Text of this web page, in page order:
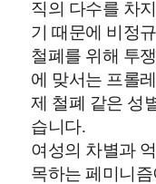
직의 다수를 차
기 때문에 비정
철폐를 위해 투
에 맞서는 프롤
제 철폐 같은 성
습니다.
여성의 차별과
목하는 페미니